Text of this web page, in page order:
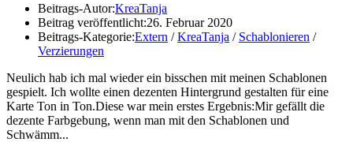
Beitrags-Autor:KreaTanja
Beitrag veröffentlicht:26. Februar 2020
Beitrags-Kategorie:Extern / KreaTanja / Schablonieren /
Verzierungen
Neulich hab ich mal wieder ein bisschen mit meinen Schablonen
gespielt. Ich wollte einen dezenten Hintergrund gestalten für eine
Karte Ton in Ton.Diese war mein erstes Ergebnis:Mir gefällt die
dezente Farbgebung, wenn man mit den Schablonen und
Schwämm...